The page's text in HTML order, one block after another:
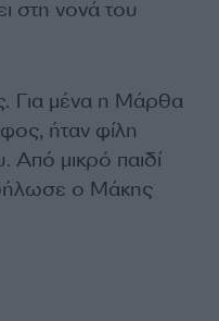
στη νονά του
Για μένα η Μάρθα
ήταν φίλη
Από μικρό παιδί
δήλωσε ο Μάκης